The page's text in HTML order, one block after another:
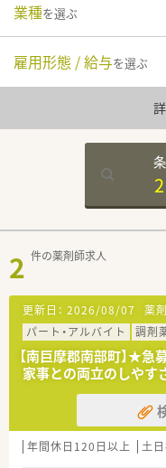
業種を選ぶ
雇用形態 / 給与を選ぶ
2
2 件の薬剤師求人
更新日： 2026/08/07 薬
パート・アルバイト
調剤
【南巨摩郡南部町】★
家事との両立のしや
年間休日120日以上 土